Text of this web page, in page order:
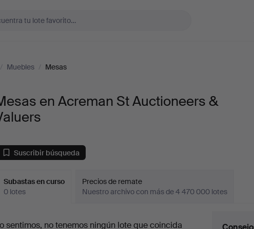
/ Muebles / Mesas
en Acreman St Auctioneers &
Suscribir búsqueda
Subastas en curso
0 lotes
Precios de remate
Nuestro archivo con más de 4 470 000 lotes
sentimos, no tenemos ningún lote que coincida